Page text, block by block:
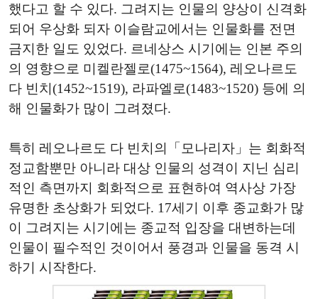
했다고 할 수 있다. 그려지는 인물의 양상이 신격화
되어 우상화 되자 이슬람교에서는 인물화를 전면
금지한 일도 있었다. 르네상스 시기에는 인본 주의
의 영향으로 미켈란젤로(1475~1564), 레오나르도
다 빈치(1452~1519), 라파엘로(1483~1520) 등에 의
해 인물화가 많이 그려졌다.
특히 레오나르도 다 빈치의「모나리자」는 회화적
정교함뿐만 아니라 대상 인물의 성격이 지닌 심리
적인 측면까지 회화적으로 표현하여 역사상 가장
유명한 초상화가 되었다. 17세기 이후 종교화가 많
이 그려지는 시기에는 종교적 입장을 대변하는데
인물이 필수적인 것이어서 풍경과 인물을 동격 시
하기 시작한다.